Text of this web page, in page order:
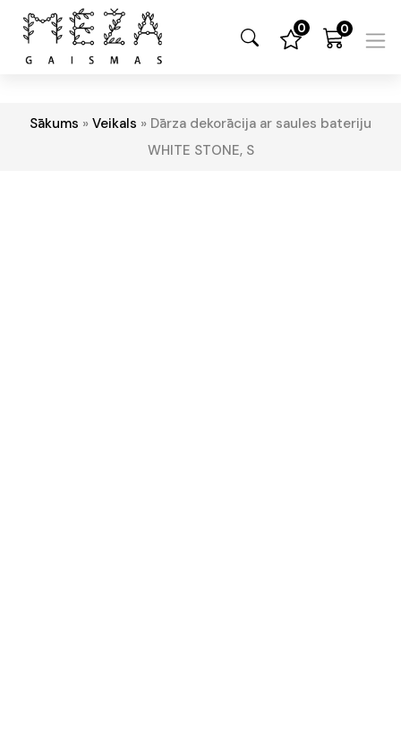
0 0
Sākums » Veikals » Dārza dekorācija ar saules bateriju
WHITE STONE, S